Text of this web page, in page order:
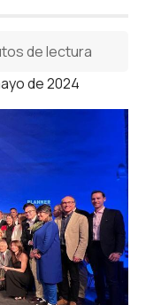
de 2024
de lectura